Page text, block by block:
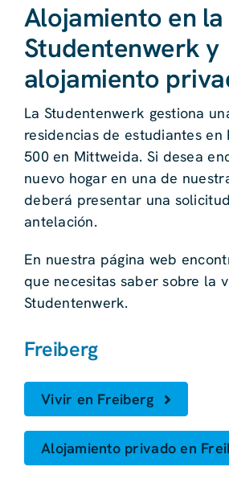
Alojamiento en la
Studentenwerk y
alojamiento
La Studentenwerk gestiona
residencias de estudiantes en
500 en Mittweida. Si desea
nuevo hogar en una de
deberá presentar una
antelación.
En nuestra página web
que necesitas saber sobre la
Studentenwerk.
Freiberg
Vivir en Freiberg
Alojamiento privado en